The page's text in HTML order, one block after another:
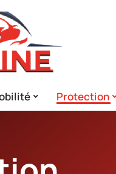
Protection